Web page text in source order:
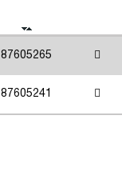
87605265
87605241